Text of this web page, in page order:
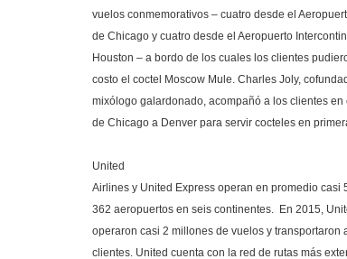
vuelos conmemorativos – cuatro desde el
de Chicago y cuatro desde el Aeropuerto
Houston – a bordo de los cuales los clientes
costo el coctel Moscow Mule. Charles Joly,
mixólogo galardonado, acompañó a los clientes en
de Chicago a Denver para servir cocteles en
United
Airlines y United Express operan en promedio casi
362 aeropuertos en seis continentes. En 2015,
operaron casi 2 millones de vuelos y transportaron
clientes. United cuenta con la red de rutas más